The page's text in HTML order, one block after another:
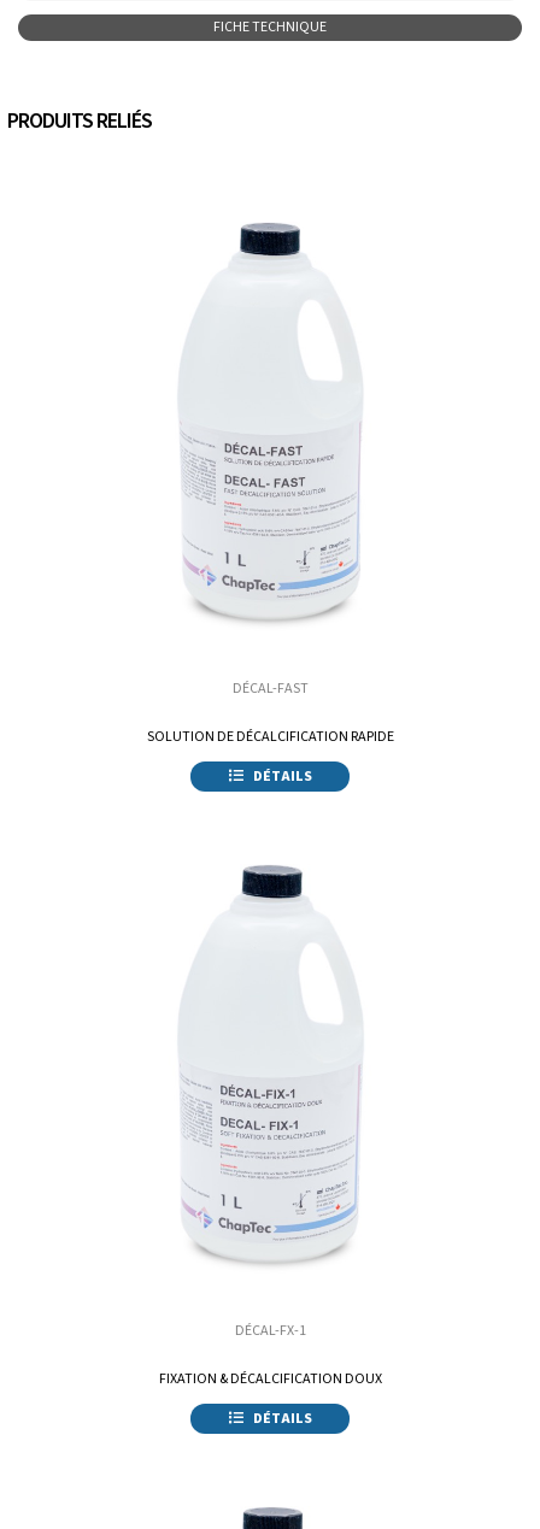
FICHE TECHNIQUE
PRODUITS RELIÉS
DÉCAL-FAST
SOLUTION DE DÉCALCIFICATION RAPIDE
DÉTAILS
DÉCAL-FX-1
FIXATION & DÉCALCIFICATION DOUX
DÉTAILS